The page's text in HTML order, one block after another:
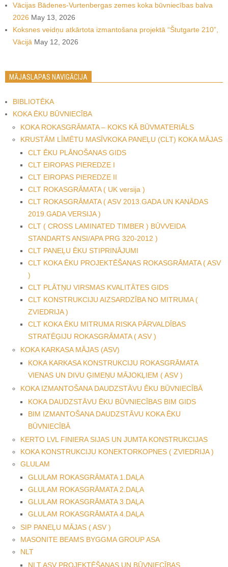
Vācijas Bādenes-Vurtenbergas zemes koka būvniecības balva
2026 May 13, 2026
Koksnes veidņu atkārtota izmantošana projektā “Štutgarte 210”,
Vācijā May 12, 2026
MĀJASLAPAS NAVIGĀCIJA
BIBLIOTĒKA
KOKA ĒKU BŪVNIECĪBA
KOKA ROKASGRĀMATA – KOKS KĀ BŪVMATERIĀLS
KRUSTĀM LĪMĒTU MASĪVKOKA PANEĻU (CLT) KOKA MĀJAS
CLT ĒKU PLĀNOŠANAS GIDS
CLT EIROPAS PIEREDZE I
CLT EIROPAS PIEREDZE II
CLT ROKASGRĀMATA ( UK versija )
CLT ROKASGRĀMATA ( ASV 2013.GADA UN KANĀDAS
2019.GADA VERSIJA )
CLT ( CROSS LAMINATED TIMBER ) BŪVVEIDA
STANDARTS ANSI/APA PRG 320-2012 )
CLT PANEĻU ĒKU STIPRINĀJUMI
CLT KOKA ĒKU PROJEKTĒŠANAS ROKASGRĀMATA ( ASV
)
CLT PLĀTŅU VIRSMAS KVALITĀTES GIDS
CLT KONSTRUKCIJU AIZSARDZĪBA NO MITRUMA (
ZVIEDRIJA )
CLT KOKA ĒKU MITRUMA RISKA PĀRVALDĪBAS
STRATĒĢIJU ROKASGRĀMATA ( ASV )
KOKA KARKASA MĀJAS (ASV)
KOKA KARKASA KONSTRUKCIJU ROKASGRĀMATA
VIENAS UN DIVU ĢIMEŅU MĀJOKĻIEM ( ASV )
KOKA IZMANTOŠANA DAUDZSTĀVU ĒKU BŪVNIECĪBĀ
KOKA DAUDZSTĀVU ĒKU BŪVNIECĪBAS BIM GIDS
BIM IZMANTOŠANA DAUDZSTĀVU KOKA ĒKU
BŪVNIECĪBĀ
KERTO LVL FINIERA SIJAS UN JUMTA KONSTRUKCIJAS
KOKA KONSTRUKCIJU KONEKTORKOPNES ( ZVIEDRIJA )
GLULAM
GLULAM ROKASGRĀMATA 1.DAĻA
GLULAM ROKASGRĀMATA 2.DAĻA
GLULAM ROKASGRĀMATA 3.DAĻA
GLULAM ROKASGRĀMATA 4.DAĻA
SIP PANEĻU MĀJAS ( ASV )
MASONITE BEAMS BYGGMA GROUP ASA
NLT
NLT ASV PROJEKTĒŠANAS UN BŪVNIECĪBAS